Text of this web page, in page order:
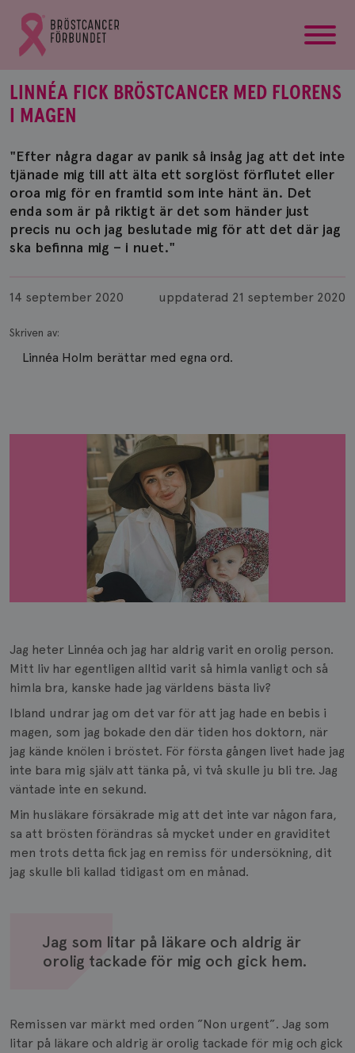
Gå
till
Bröstcancerförbundets
startsida
LINNÉA FICK BRÖSTCANCER MED FLORENS
I MAGEN
"Efter några dagar av panik så insåg jag att det inte
tjänade mig till att älta ett sorglöst förflutet eller
oroa mig för en framtid som inte hänt än. Det
enda som är på riktigt är det som händer just
precis nu och jag beslutade mig för att det där jag
ska befinna mig – i nuet."
Publicerad
14 september 2020 uppdaterad 21 september 2020
Skriven av:
Linnéa Holm berättar med egna ord.
Jag heter Linnéa och jag har aldrig varit en orolig person.
Mitt liv har egentligen alltid varit så himla vanligt och så
himla bra, kanske hade jag världens bästa liv?
Ibland undrar jag om det var för att jag hade en bebis i
magen, som jag bokade den där tiden hos doktorn, när
jag kände knölen i bröstet. För första gången livet hade jag
inte bara mig själv att tänka på, vi två skulle ju bli tre. Jag
väntade inte en sekund.
Min husläkare försäkrade mig att det inte var någon fara,
sa att brösten förändras så mycket under en graviditet
men trots detta fick jag en remiss för undersökning, dit
jag skulle bli kallad tidigast om en månad.
Jag som litar på läkare och aldrig är
orolig tackade för mig och gick hem.
Remissen var märkt med orden ”Non urgent”. Jag som
litar på läkare och aldrig är orolig tackade för mig och gick